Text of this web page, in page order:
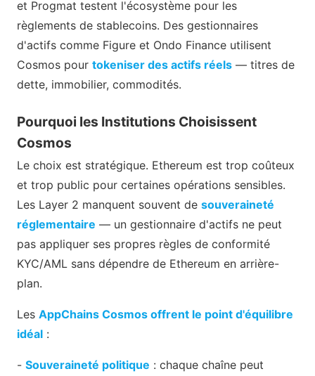
et Progmat testent l'écosystème pour les
règlements de stablecoins. Des gestionnaires
d'actifs comme Figure et Ondo Finance utilisent
Cosmos pour tokeniser des actifs réels — titres de
dette, immobilier, commodités.
Pourquoi les Institutions Choisissent
Cosmos
Le choix est stratégique. Ethereum est trop coûteux
et trop public pour certaines opérations sensibles.
Les Layer 2 manquent souvent de souveraineté
réglementaire — un gestionnaire d'actifs ne peut
pas appliquer ses propres règles de conformité
KYC/AML sans dépendre de Ethereum en arrière-
plan.
Les AppChains Cosmos offrent le point d'équilibre
idéal :
- Souveraineté politique : chaque chaîne peut